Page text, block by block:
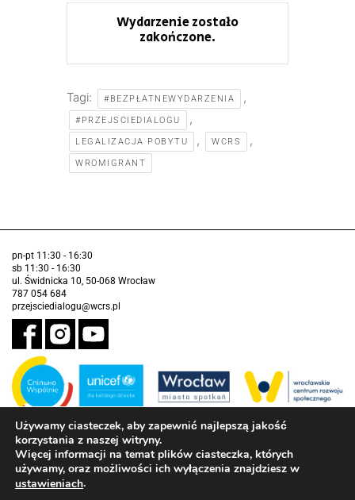
Wydarzenie zostało
zakończone.
Tagi: #BEZPŁATNEWYDARZENIA ,
#PRZEJSCIEDIALOGU ,
LEGALIZACJA POBYTU , WCRS ,
WROMIGRANT
pn-pt 11:30 - 16:30
sb 11:30 - 16:30
ul. Świdnicka 10, 50-068 Wrocław
787 054 684
przejsciedialogu@wcrs.pl
Zadanie realizowane ze środków Gminy Wrocław w partnerstwie z
Funduszem Narodów Zjednoczonych na Rzecz Dzieci (UNICEF)
Deklaracja dostępności
Używamy ciasteczek, aby zapewnić najlepszą jakość
korzystania z naszej witryny.
Więcej informacji na temat plików ciasteczka, których
używamy, oraz możliwości ich wyłączenia znajdziesz w
ustawieniach.